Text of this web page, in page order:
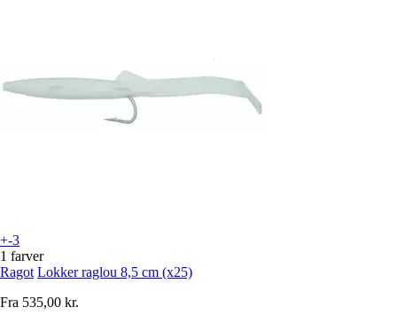
+-3
1 farver
Ragot Lokker raglou 8,5 cm (x25)
Fra 535,00 kr.